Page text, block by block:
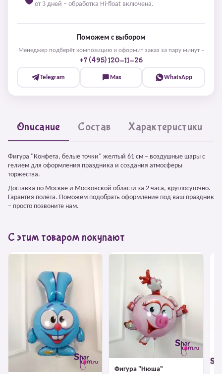
от 3 дней – обработка Hi-float включена.
Поможем с выбором
Менеджер подберёт композицию и оформит заказ за пару минут –
+7 (495) 120-11-26
Telegram Max WhatsApp
Описание Состав Характеристики
Фигура "Конфета, белые точки" желтый 61 см – воздушные шары с
гелием для оформления праздника и создания атмосферы
торжества.
Доставка по Москве и Московской области за 2 часа, круглосуточно.
Гарантия полёта. Поможем подобрать оформление под ваш праздник
– просто позвоните нам.
С этим товаром покупают
Фигура "Нюша"